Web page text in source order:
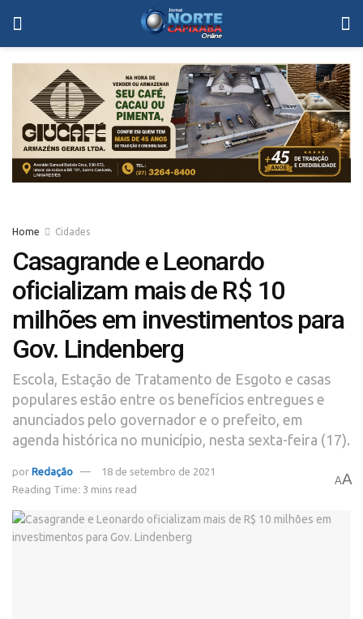
Home Cidades
Casagrande e Leonardo
oficializam mais de R$ 10
milhões em investimentos para
Gov. Lindenberg
Escola, Estação de Tratamento de Esgoto e casas
populares estão entre os benefícios entregues e
anunciados pelo governador e o prefeito, em
agenda histórica no município, nesta sexta-feira (17).
por Redação
18 de setembro de 2021
Reading Time: 3 mins read
AA